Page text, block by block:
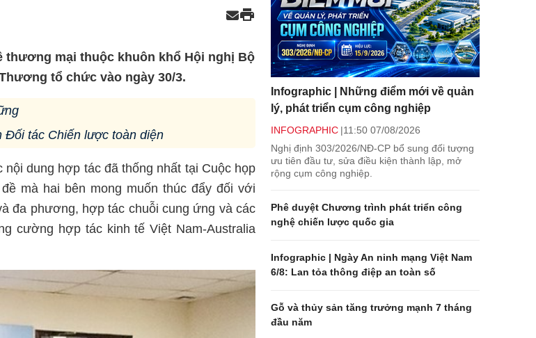
thương mại thuộc khuôn khổ Hội nghị Bộ
tổ chức vào ngày 30/3.
Đối tác Chiến lược toàn diện
dung hợp tác đã thống nhất tại Cuộc họp
mà hai bên mong muốn thúc đẩy đối với
đa phương, hợp tác chuỗi cung ứng và các
cường hợp tác kinh tế Việt Nam-Australia
Infographic | Những điểm mới về quản
lý, phát triển cụm công nghiệp
INFOGRAPHIC 11:50 07/08/2026
Nghị định 303/2026/NĐ-CP bổ sung đối tượng
ưu tiên đầu tư, sửa điều kiện thành lập, mở
rộng cụm công nghiệp.
Phê duyệt Chương trình phát triển công
nghệ chiến lược quốc gia
Infographic | Ngày An ninh mạng Việt Nam
6/8: Lan tỏa thông điệp an toàn số
Gỗ và thủy sản tăng trưởng mạnh 7 tháng
đầu năm